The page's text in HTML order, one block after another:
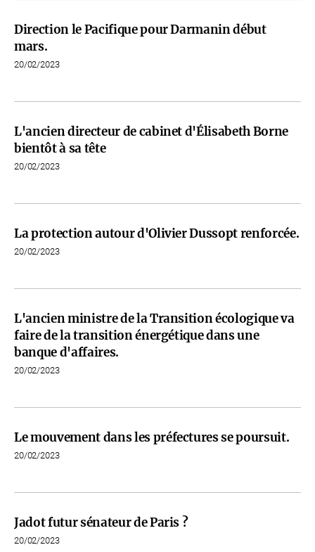
Direction le Pacifique pour Darmanin début
mars.
20/02/2023
L'ancien directeur de cabinet d'Élisabeth Borne
bientôt à sa tête
20/02/2023
La protection autour d'Olivier Dussopt renforcée.
20/02/2023
L'ancien ministre de la Transition écologique va
faire de la transition énergétique dans une
banque d'affaires.
20/02/2023
Le mouvement dans les préfectures se poursuit.
20/02/2023
Jadot futur sénateur de Paris ?
20/02/2023